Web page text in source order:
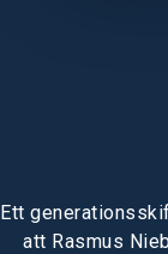
Ett
att Rasmus